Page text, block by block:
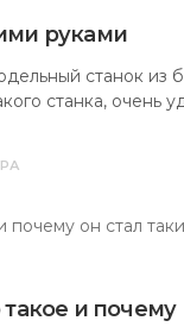
руками
станок из
станка, очень
и почему